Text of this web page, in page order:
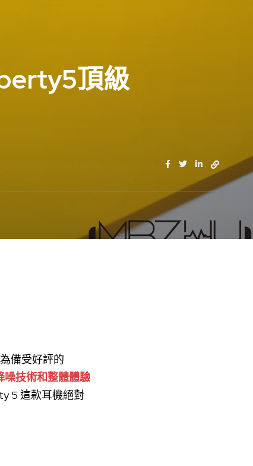
頂級
備受好評的
噪技術和整體體驗
5 這款耳機絕對